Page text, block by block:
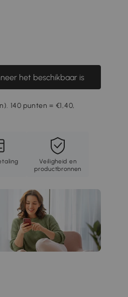
het beschikbaar is
140 punten = €1,40,
Veiligheid en
productbronnen